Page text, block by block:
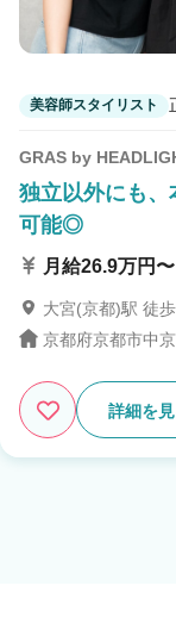
美容師スタイリスト
GRAS by
独立以外にも、
可能◎
月給26.9万円〜
大宮(京都)駅 徒
京都府京都市中
詳細を